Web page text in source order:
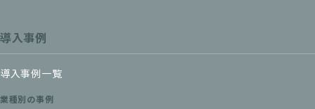
導入事例
導入事例一覧
業種別の事例